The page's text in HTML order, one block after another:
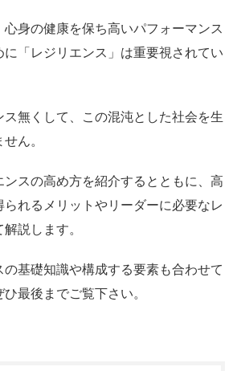
身の健康を保ち高いパフォーマンス
に 「レジリエンス」 は重要視されてい
無くして、この混沌とした社会を生
ん。
ンスの高め方を紹介するとともに、高
れるメリットやリーダーに必要なレ
説します。
の基礎知識や構成する要素も合わせて
最後までご覧下さい。